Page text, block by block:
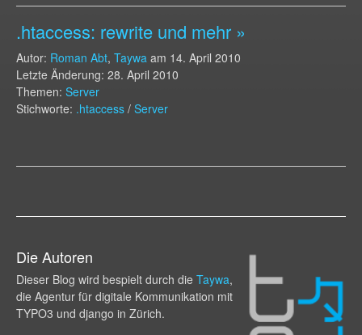
.htaccess: rewrite und mehr »
Autor: Roman Abt, Taywa am 14. April 2010
Letzte Änderung: 28. April 2010
Themen: Server
Stichworte: .htaccess / Server
Die Autoren
Dieser Blog wird bespielt durch die Taywa,
die Agentur für digitale Kommunikation mit
TYPO3 und django in Zürich.